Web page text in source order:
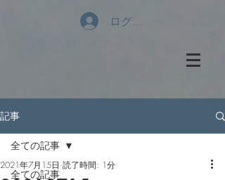
ログイン
記事
全ての記事
全ての記事
2021年7月15日 読了時間: 1分